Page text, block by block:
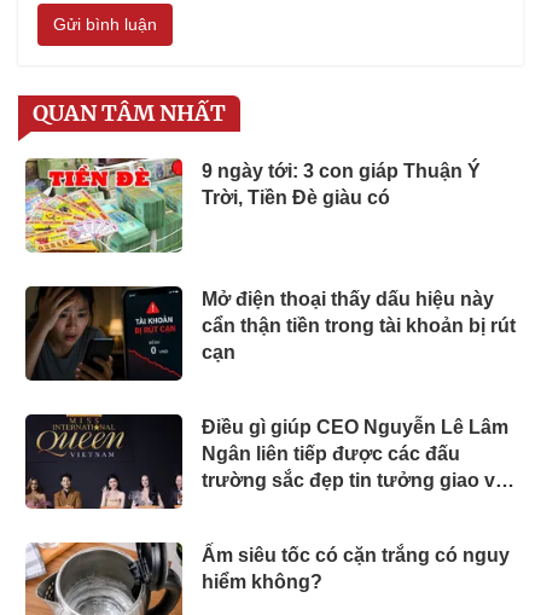
Gửi bình luận
QUAN TÂM NHẤT
9 ngày tới: 3 con giáp Thuận Ý
Trời, Tiền Đè giàu có
Mở điện thoại thấy dấu hiệu này
cẩn thận tiền trong tài khoản bị rút
cạn
Điều gì giúp CEO Nguyễn Lê Lâm
Ngân liên tiếp được các đấu
trường sắc đẹp tin tưởng giao vai
Ấm siêu tốc có cặn trắng có nguy
hiểm không?